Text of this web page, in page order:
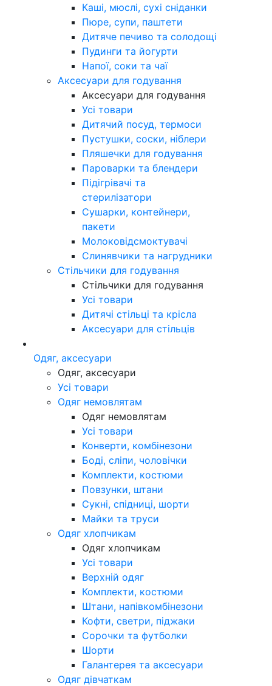
Каші, мюслі, сухі сніданки
Пюре, супи, паштети
Дитяче печиво та солодощі
Пудинги та йогурти
Напої, соки та чаї
Аксесуари для годування
Аксесуари для годування
Усі товари
Дитячий посуд, термоси
Пустушки, соски, ніблери
Пляшечки для годування
Пароварки та блендери
Підігрівачі та
стерилізатори
Сушарки, контейнери,
пакети
Молоковідсмоктувачі
Слинявчики та нагрудники
Стільчики для годування
Стільчики для годування
Усі товари
Дитячі стільці та крісла
Аксесуари для стільців
Одяг, аксесуари
Одяг, аксесуари
Усі товари
Одяг немовлятам
Одяг немовлятам
Усі товари
Конверти, комбінезони
Боді, сліпи, чоловічки
Комплекти, костюми
Повзунки, штани
Сукні, спідниці, шорти
Майки та труси
Одяг хлопчикам
Одяг хлопчикам
Усі товари
Верхній одяг
Комплекти, костюми
Штани, напівкомбінезони
Кофти, светри, піджаки
Сорочки та футболки
Шорти
Галантерея та аксесуари
Одяг дівчаткам